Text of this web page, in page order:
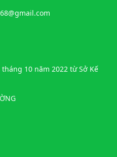
10 năm 2022 từ Sở Kế